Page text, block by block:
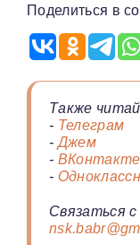
Поделиться в
Также
- Телеграм
-Джем
- ВКонтакте
-
Связаться